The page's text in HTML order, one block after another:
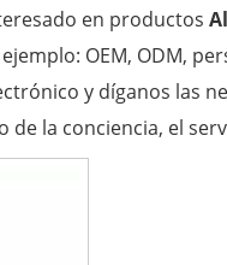
en productos
OEM, ODM,
y díganos las
de la conciencia, el